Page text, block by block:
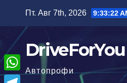
содержимому
Пт. Авг 7th, 2026 9:33:23
DriveForYou
Автопрофи
W